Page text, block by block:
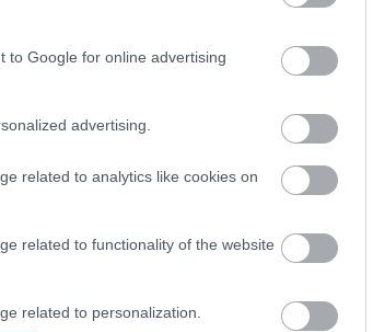
to Google for online advertising
advertising.
related to analytics like cookies on
related to functionality of the website
related to personalization.
tovább a
az ítészekről is lehull
tartalmakat találsz.
SZEZON 2024